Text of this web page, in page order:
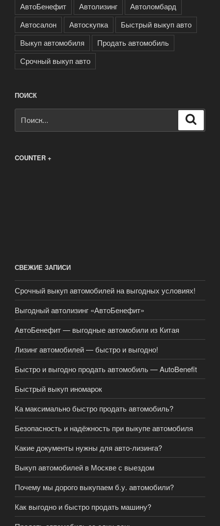
АвтоБенефит Автолизинг
Автоломбард
Автосалон
Автоскупка
Быстрый выкуп авто
Выкуп автомобиля
Продать автомобиль
Срочный выкуп авто
ПОИСК
COUNTER +
СВЕЖИЕ ЗАПИСИ
Срочный выкуп автомобилей на выгодных условиях!
Выгодный автолизинг «АвтоБенефит»
АвтоБенефит — выгодные автомобили из Китая
Лизинг автомобилей — быстро и выгодно!
Быстро и выгодно продать автомобиль — AutoBenefit
Быстрый выкуп иномарок
Ка максимально быстро продать автомобиль?
Безопасность и надёжность при выкупе автомобиля
Какие документы нужны для авто-лизинга?
Выкуп автомобилей в Москве с выездом
Почему мы дорого выкупаем б.у. автомобили?
Как выгодно и быстро продать машину?